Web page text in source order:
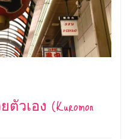
เอง (Kuromon